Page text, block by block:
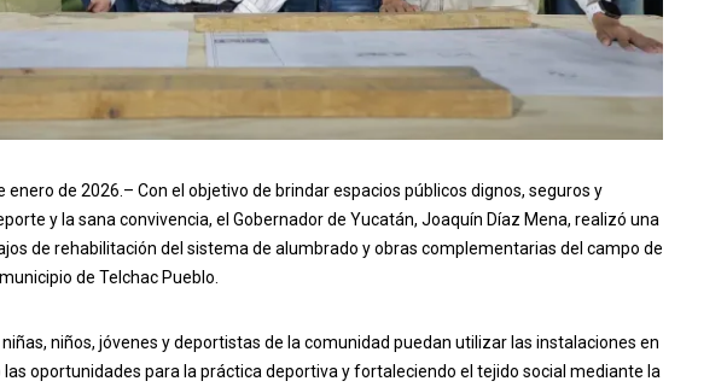
enero de 2026.– Con el objetivo de brindar espacios públicos dignos, seguros y
y la sana convivencia, el Gobernador de Yucatán, Joaquín Díaz Mena, realizó una
de rehabilitación del sistema de alumbrado y obras complementarias del campo de
de Telchac Pueblo.
niños, jóvenes y deportistas de la comunidad puedan utilizar las instalaciones en
oportunidades para la práctica deportiva y fortaleciendo el tejido social mediante la